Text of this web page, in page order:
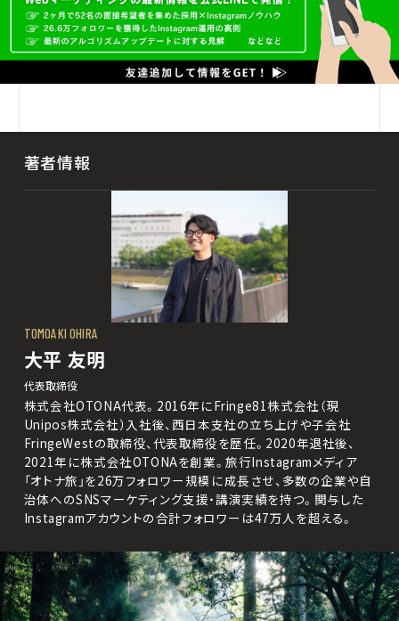
著者情報
TOMOAKI OHIRA
大平 友明
代表取締役
株式会社OTONA代表。2016年にFringe81株式会社（現
Unipos株式会社）入社後、西日本支社の立ち上げや子会社
FringeWestの取締役、代表取締役を歴任。2020年退社後、
2021年に株式会社OTONAを創業。旅行Instagramメディア
「オトナ旅」を26万フォロワー規模に成長させ、多数の企業や自
治体へのSNSマーケティング支援・講演実績を持つ。関与した
Instagramアカウントの合計フォロワーは47万人を超える。